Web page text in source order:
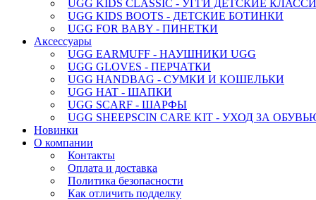
UGG KIDS CLASSIC - УГГИ ДЕТСКИЕ
UGG KIDS BOOTS - ДЕТСКИЕ БОТИНКИ
UGG FOR BABY - ПИНЕТКИ
Аксессуары
UGG EARMUFF - НАУШНИКИ UGG
UGG GLOVES - ПЕРЧАТКИ
UGG HANDBAG - СУМКИ И КОШЕЛЬКИ
UGG HAT - ШАПКИ
UGG SCARF - ШАРФЫ
UGG SHEEPSCIN CARE KIT - УХОД ЗА
Новинки
О компании
Контакты
Оплата и доставка
Политика безопасности
Как отличить подделку